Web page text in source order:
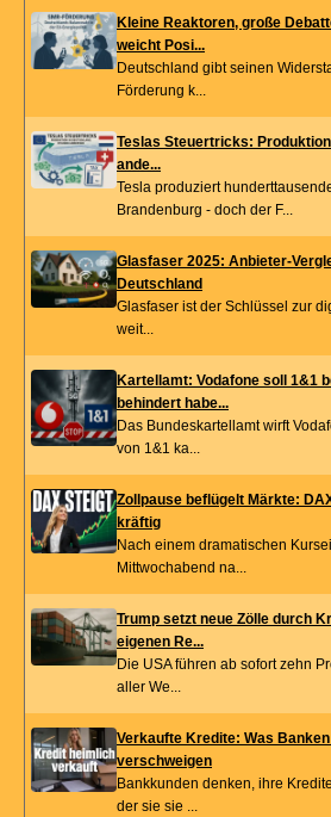
Kleine Reaktoren, große
weicht Posi...
Deutschland gibt seinen
Förderung k...
Teslas Steuertricks:
ande...
Tesla produziert
Brandenburg - doch der F...
Glasfaser 2025: Anbieter-
Deutschland
Glasfaser ist der Schlüssel zur
weit...
Kartellamt: Vodafone soll 1&1
behindert habe...
Das Bundeskartellamt wirft
von 1&1 ka...
Zollpause beflügelt Märkte:
kräftig
Nach einem dramatischen
Mittwochabend na...
Trump setzt neue Zölle durch
eigenen Re...
Die USA führen ab sofort zehn
aller We...
Verkaufte Kredite: Was
verschweigen
Bankkunden denken, ihre
der sie sie ...